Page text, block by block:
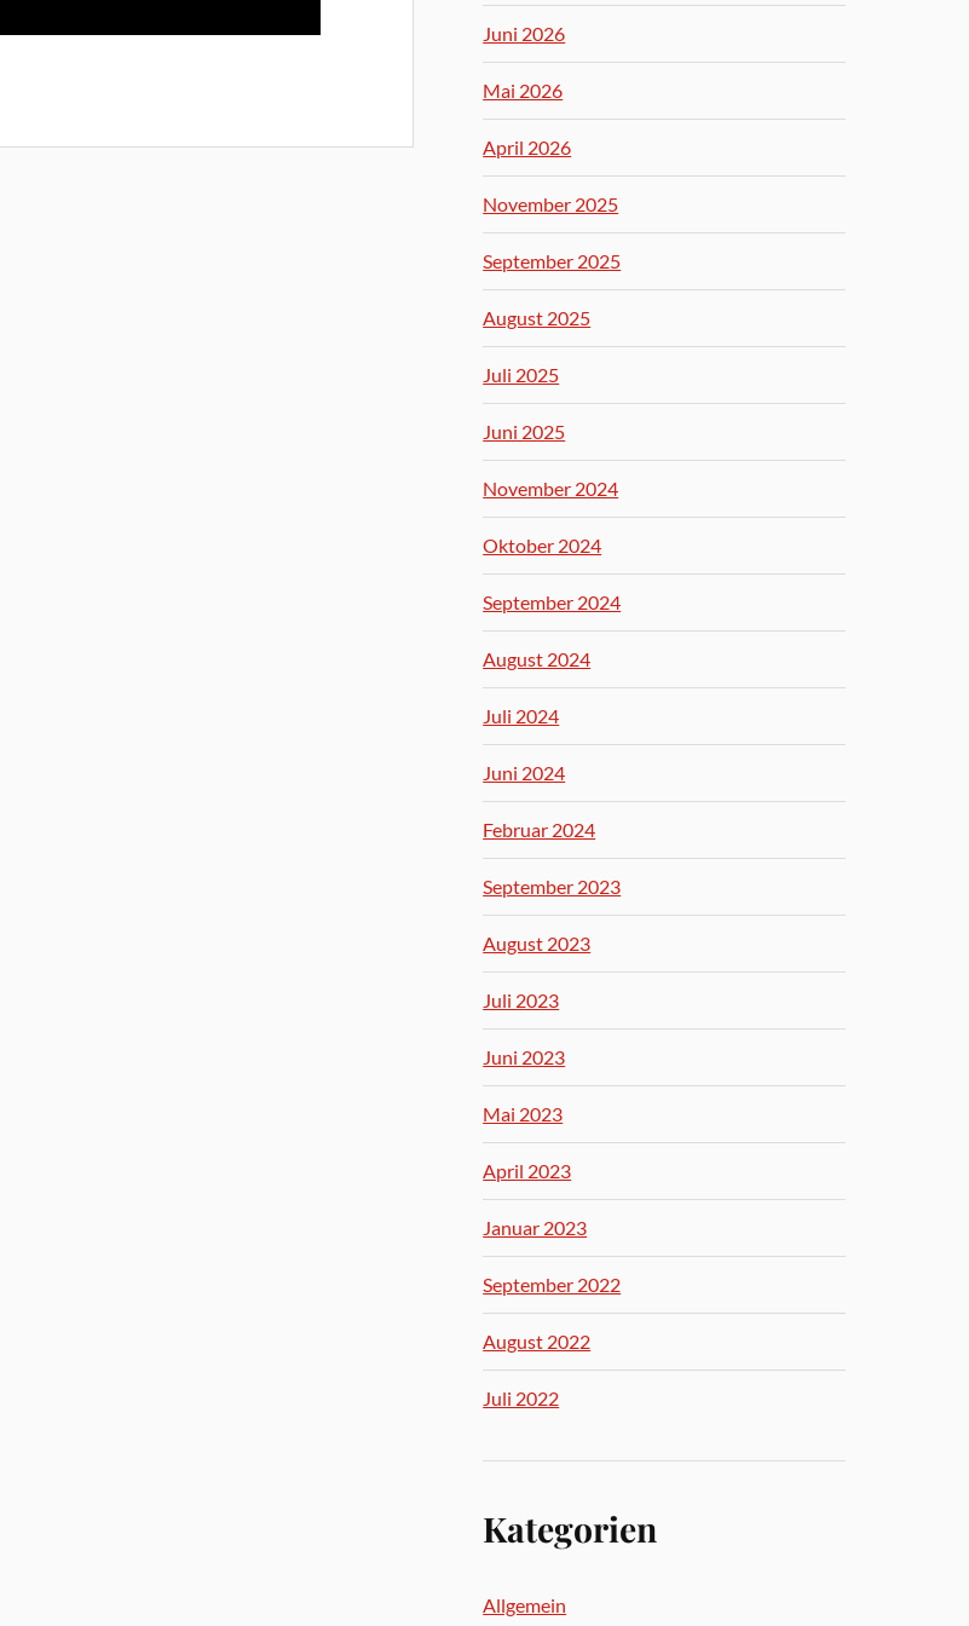
Juni 2026
Mai 2026
April 2026
November 2025
September 2025
August 2025
Juli 2025
Juni 2025
November 2024
Oktober 2024
September 2024
August 2024
Juli 2024
Juni 2024
Februar 2024
September 2023
August 2023
Juli 2023
Juni 2023
Mai 2023
April 2023
Januar 2023
September 2022
August 2022
Juli 2022
Kategorien
Allgemein